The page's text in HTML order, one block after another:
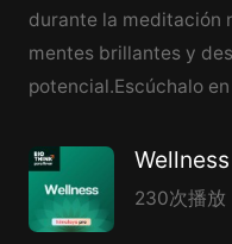
durante la meditación
mentes brillantes y
potencial.Escúchalo
230次播放